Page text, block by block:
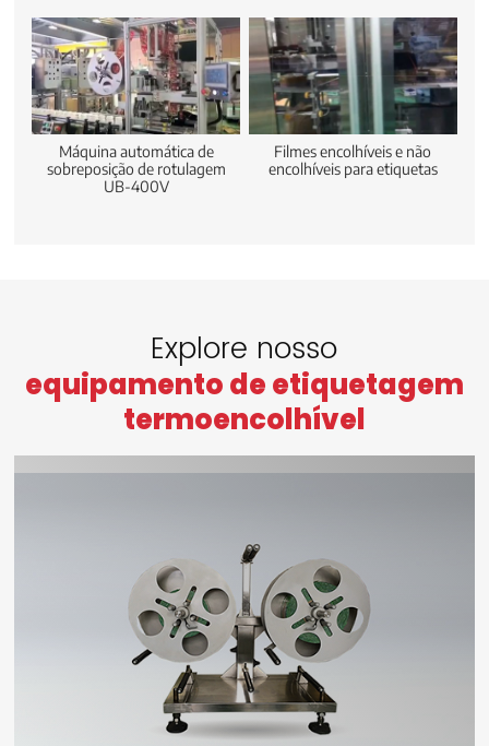
Máquina automática de
sobreposição de rotulagem
UB-400V
Filmes encolhíveis e não
encolhíveis para etiquetas
Explore nosso
equipamento de etiquetagem
termoencolhível